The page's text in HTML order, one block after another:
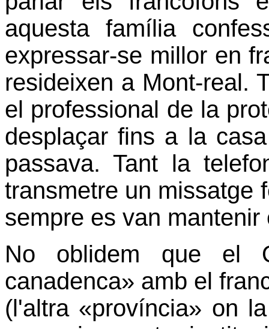
aquesta família
expressar-se millor en
resideixen a Mont-real.
el professional de la
desplaçar fins a la
passava. Tant la
transmetre un missatge
sempre es van mantenir
No oblidem que el
canadenca» amb el
(l'altra «província» on